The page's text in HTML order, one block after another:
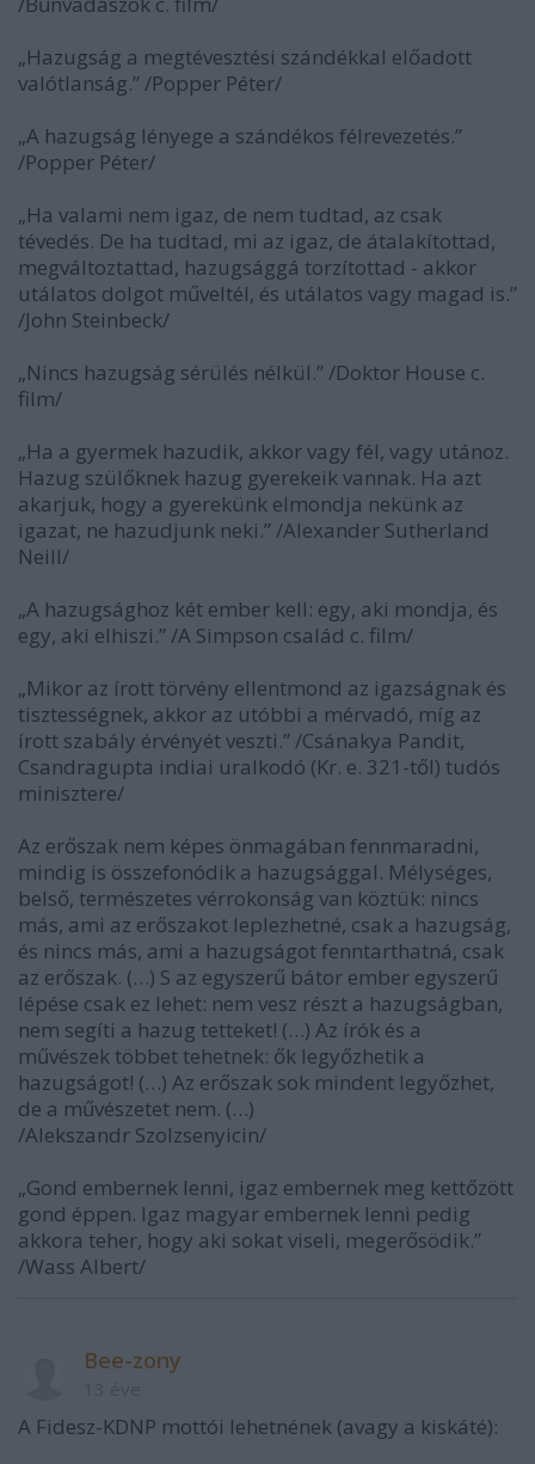
„Hazugság a megtévesztési szándékkal előadott
valótlanság.” /Popper Péter/
„A hazugság lényege a szándékos félrevezetés.”
/Popper Péter/
„Ha valami nem igaz, de nem tudtad, az csak
tévedés. De ha tudtad, mi az igaz, de átalakítottad,
megváltoztattad, hazugsággá torzítottad - akkor
utálatos dolgot műveltél, és utálatos vagy magad is.”
/John Steinbeck/
„Nincs hazugság sérülés nélkül.” /Doktor House c.
film/
„Ha a gyermek hazudik, akkor vagy fél, vagy utánoz.
Hazug szülőknek hazug gyerekeik vannak. Ha azt
akarjuk, hogy a gyerekünk elmondja nekünk az
igazat, ne hazudjunk neki.” /Alexander Sutherland
Neill/
„A hazugsághoz két ember kell: egy, aki mondja, és
egy, aki elhiszi.” /A Simpson család c. film/
„Mikor az írott törvény ellentmond az igazságnak és
tisztességnek, akkor az utóbbi a mérvadó, míg az
írott szabály érvényét veszti.” /Csánakya Pandit,
Csandragupta indiai uralkodó (Kr. e. 321-től) tudós
minisztere/
Az erőszak nem képes önmagában fennmaradni,
mindig is összefonódik a hazugsággal. Mélységes,
belső, természetes vérrokonság van köztük: nincs
más, ami az erőszakot leplezhetné, csak a hazugság,
és nincs más, ami a hazugságot fenntarthatná, csak
az erőszak. (…) S az egyszerű bátor ember egyszerű
lépése csak ez lehet: nem vesz részt a hazugságban,
nem segíti a hazug tetteket! (…) Az írók és a
művészek többet tehetnek: ők legyőzhetik a
hazugságot! (…) Az erőszak sok mindent legyőzhet,
de a művészetet nem. (…)
/Alekszandr Szolzsenyicin/
„Gond embernek lenni, igaz embernek meg kettőzött
gond éppen. Igaz magyar embernek lenni pedig
akkora teher, hogy aki sokat viseli, megerősödik.”
/Wass Albert/
Bee-zony
A Fidesz-KDNP mottói lehetnének (avagy a kiskáté):